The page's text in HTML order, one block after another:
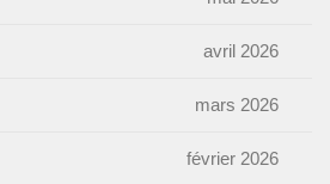
avril 2026
mars 2026
février 2026